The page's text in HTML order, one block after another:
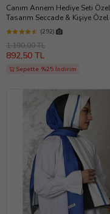
Canım Annem Hediye Seti Özel
Tasarım Seccade & Kişiye
& Tesbih & Şal & Özel
Suyu Kolonya & Baget Kolye
(292)
1.190,00 TL
892,50 TL
Sepette %25 İndirim